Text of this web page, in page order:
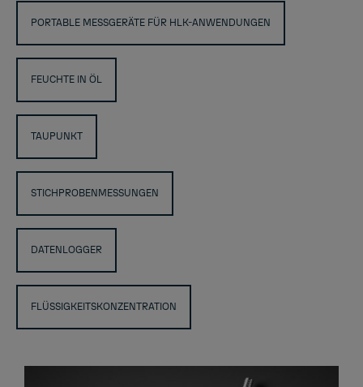
PORTABLE MESSGERÄTE FÜR HLK-ANWENDUNGEN
FEUCHTE IN ÖL
TAUPUNKT
STICHPROBENMESSUNGEN
DATENLOGGER
FLÜSSIGKEITSKONZENTRATION